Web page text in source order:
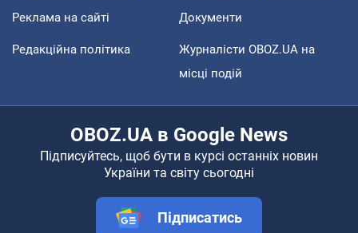
Реклама на сайті Документи
Редакційна політика
Журналісти OBOZ.UA на
місці подій
OBOZ.UA в Google News
Підписуйтесь, щоб бути в курсі останніх новин
України та світу сьогодні
Підписатись